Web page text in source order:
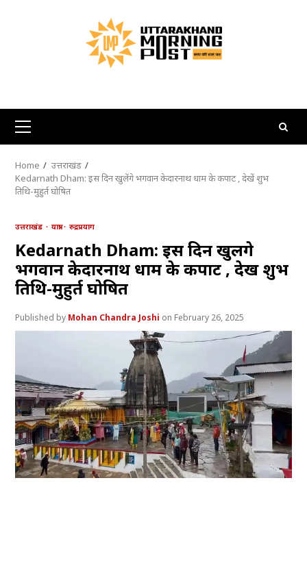
Primary
Menu
Home
उत्तराखंड
Kedarnath Dham: इस दिन खुलेंगे भगवान केदारनाथ धाम के कपाट , देखें शुभ
तिथि-मुहुर्त घोषित
उत्तराखंड यात्रा रुद्रप्रयाग
Kedarnath Dham: इस दिन खुलेंगे
भगवान केदारनाथ धाम के कपाट , देखें शुभ
तिथि-मुहुर्त घोषित
Mohan Chandra Joshi February 26, 2025